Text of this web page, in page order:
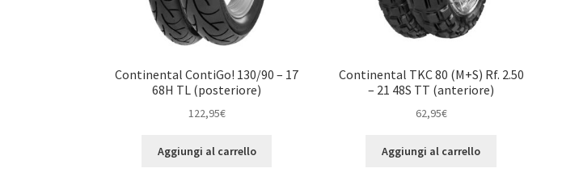
Continental ContiGo! 130/90 – 17
68H TL (posteriore)
122,95€
Aggiungi al carrello
Continental TKC 80 (M+S) Rf. 2.50
– 21 48S TT (anteriore)
62,95€
Aggiungi al carrello